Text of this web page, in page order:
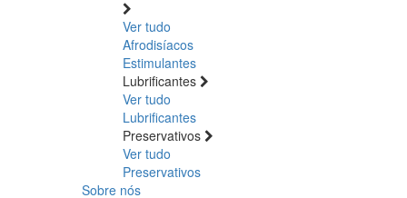
Ver tudo
Afrodisíacos
Estimulantes
Lubrificantes
Ver tudo
Lubrificantes
Preservativos
Ver tudo
Preservativos
Sobre nós